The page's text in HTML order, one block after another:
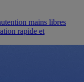
mains libres
rapide et